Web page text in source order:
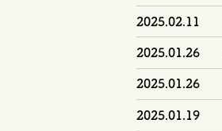
2025.02.11
2025.01.26
2025.01.26
2025.01.19